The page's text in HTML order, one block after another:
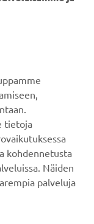
tietoja
kohdennetusta
Näiden
palveluja